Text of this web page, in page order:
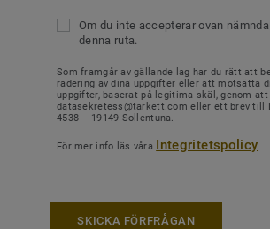
Om du inte accepterar ovan
denna ruta.
Som framgår av gällande lag har du rätt att
radering av dina uppgifter eller att motsätta
uppgifter, baserat på legitima skäl, genom
datasekretess@tarkett.com eller ett brev till
4538 – 19149 Sollentuna.
För mer info läs våra Integritetspolicy
SKICKA FÖRFRÅGAN